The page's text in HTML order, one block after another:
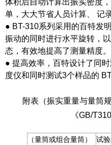
体积后自动计算出振实密度
单，大大节省人员计算、 记
● BT-310系列采用的百特发
振动的同时进行水平旋转，
态，有效地提高了测量精度。
● 提高效率，百特设计了同
度仪和同时测试3个样品的
附表（振实重量与量筒
《GB/
（量筒或组合量筒）
试